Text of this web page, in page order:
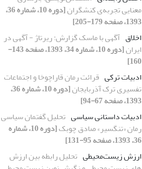
معنایی تجربه‌ی کنشگران
[دوره 10، شماره 36،
1393، صفحه 179-205]
اخلاق آگهی با ماسک گزارش: ریرتاژ - آگهی در
ایران
[دوره 10، شماره 34، 1393، صفحه 143-
160]
ادبیات ترکی قرائت رمان قاراچوخا و اجتماعات
تفسیری ترک آذربایجان
[دوره 10، شماره 36،
1393، صفحه 67-94]
ادبیات داستانی سیاسی تحلیل گفتمان سیاسی
رمان «تنگسیر» صادق چوبک
[دوره 10، شماره
36، 1393، صفحه 95-131]
ارزش زیست‌محیطی تحلیل رابطه بین ارزش